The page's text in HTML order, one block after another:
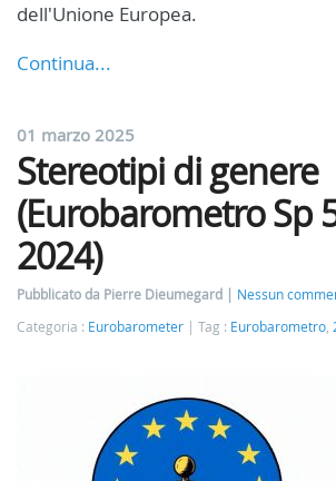
dell'Unione Europea.
Continua...
01 marzo 2025
Stereotipi di genere
(Eurobarometro Sp
2024)
Pubblicato da Pierre Dieumegard
Nessun
Categoria : Eurobarometer Tag : Eurobarometro,